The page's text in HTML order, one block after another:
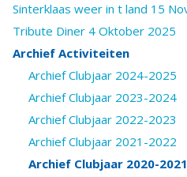
Sinterklaas weer in t land 15
Tribute Diner 4 Oktober 2025
Archief Activiteiten
Archief Clubjaar 2024-2025
Archief Clubjaar 2023-2024
Archief Clubjaar 2022-2023
Archief Clubjaar 2021-2022
Archief Clubjaar 2020-2021